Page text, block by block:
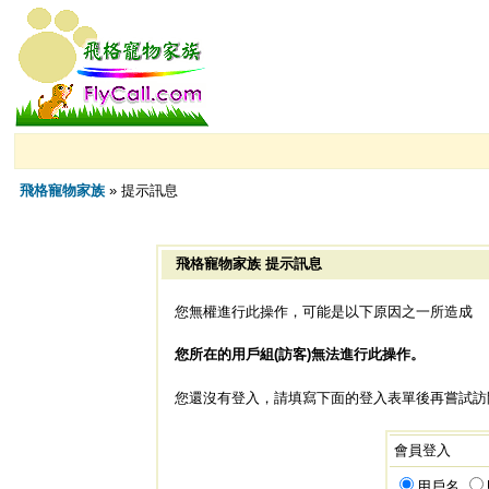
飛格寵物家族 » 提示訊息
飛格寵物家族 提示訊息
您無權進行此操作，可能是以下原因之一所造成
您所在的用戶組(訪客)無法進行此操作。
您還沒有登入，請填寫下面的登入表單後再嘗試訪
會員登入